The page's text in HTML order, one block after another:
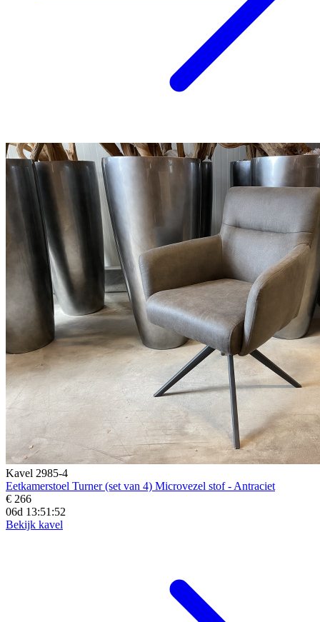
Kavel 2985-4
Eetkamerstoel Turner (set van 4) Microvezel stof - Antraciet
€ 266
06d 13:51:50
Bekijk kavel